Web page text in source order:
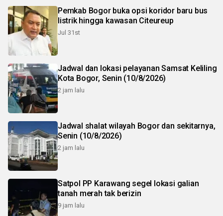
Pemkab Bogor buka opsi koridor baru bus
listrik hingga kawasan Citeureup
Jul 31st
Jadwal dan lokasi pelayanan Samsat Keliling
Kota Bogor, Senin (10/8/2026)
2 jam lalu
Jadwal shalat wilayah Bogor dan sekitarnya,
Senin (10/8/2026)
2 jam lalu
Satpol PP Karawang segel lokasi galian
tanah merah tak berizin
9 jam lalu